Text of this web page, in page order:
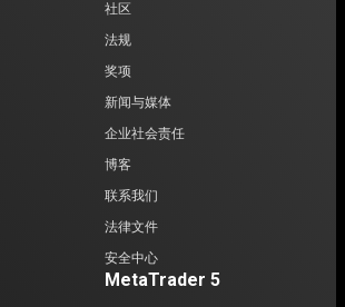
社区
法规
奖项
新闻与媒体
企业社会责任
博客
联系我们
法律文件
安全中心
MetaTrader 5